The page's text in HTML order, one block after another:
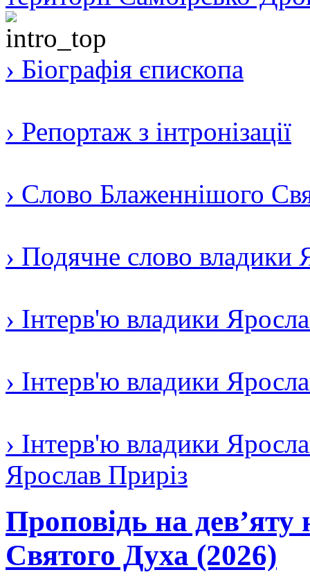
› Біографія єпископа
› Репортаж з інтронізації
› Слово Блаженнішого
› Подячне слово владики
› Інтерв'ю владики
› Інтерв'ю владики
› Інтерв'ю владики
Ярослав Приріз
Проповідь на дев’яту
Святого Духа (2026)